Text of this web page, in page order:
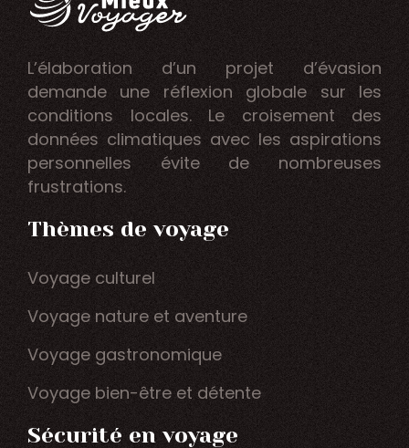
L’élaboration d’un projet d’évasion
demande une réflexion globale sur les
conditions locales. Le croisement des
données climatiques avec les aspirations
personnelles évite de nombreuses
frustrations.
Thèmes de voyage
Voyage culturel
Voyage nature et aventure
Voyage gastronomique
Voyage bien-être et détente
Sécurité en voyage